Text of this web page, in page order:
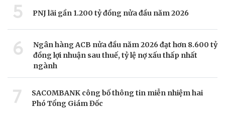
5 PNJ lãi gần 1.200 tỷ đồng nửa đầu năm 2026
6
Ngân hàng ACB nửa đầu năm 2026 đạt hơn 8.600 tỷ
đồng lợi nhuận sau thuế, tỷ lệ nợ xấu thấp nhất
ngành
7
SACOMBANK công bố thông tin miễn nhiệm hai
Phó Tổng Giám Đốc